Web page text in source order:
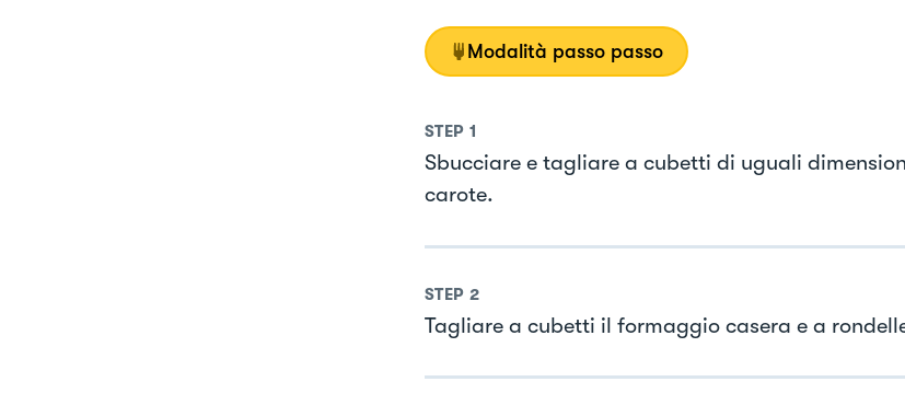
Modalità passo passo
STEP 1
Sbucciare e tagliare a cubetti di uguali
carote.
STEP 2
Tagliare a cubetti il formaggio casera e a